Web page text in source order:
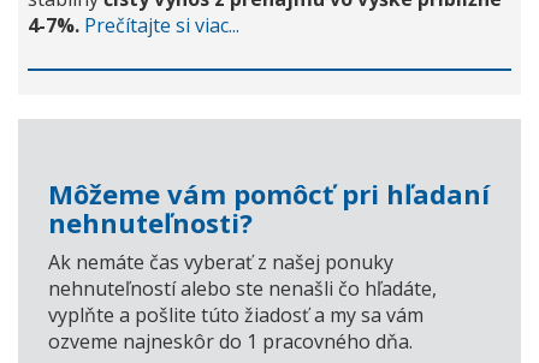
4-7%. Prečítajte si viac...
Môžeme vám pomôcť pri hľadaní
nehnuteľnosti?
Ak nemáte čas vyberať z našej ponuky
nehnuteľností alebo ste nenašli čo hľadáte,
vyplňte a pošlite túto žiadosť a my sa vám
ozveme najneskôr do 1 pracovného dňa.